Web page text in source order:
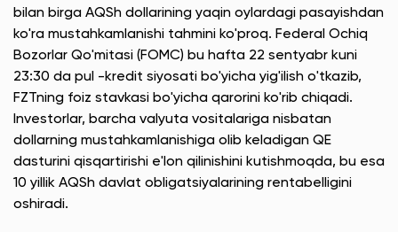
bilan birga AQSh dollarining yaqin oylardagi pasayishdan
ko'ra mustahkamlanishi tahmini ko'proq. Federal Ochiq
Bozorlar Qo'mitasi (FOMC) bu hafta 22 sentyabr kuni
23:30 da pul -kredit siyosati bo'yicha yig'ilish o'tkazib,
FZTning foiz stavkasi bo'yicha qarorini ko'rib chiqadi.
Investorlar, barcha valyuta vositalariga nisbatan
dollarning mustahkamlanishiga olib keladigan QE
dasturini qisqartirishi e'lon qilinishini kutishmoqda, bu esa
10 yillik AQSh davlat obligatsiyalarining rentabelligini
oshiradi.